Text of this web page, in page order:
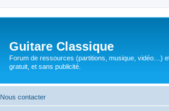
Guitare Classique
Forum de ressources (partitions, musique, vidéo…)
gratuit, et sans publicité.
Nous contacter